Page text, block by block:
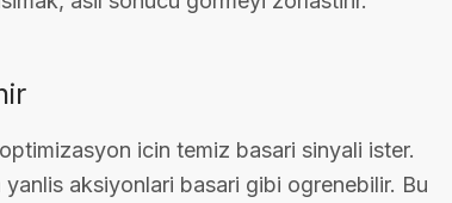
icin temiz basari sinyali ister.
aksiyonlari basari gibi ogrenebilir. Bu